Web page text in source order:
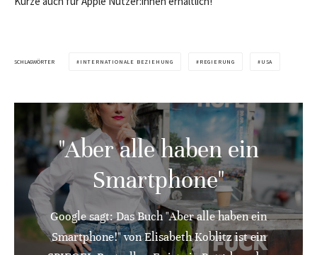
SCHLAGWÖRTER INTERNATIONALE BEZIEHUNG REGIERUNG USA
"Aber alle haben ein
Smartphone"
Google sagt: Das Buch "Aber alle haben ein
Smartphone!" von Elisabeth Koblitz ist ein